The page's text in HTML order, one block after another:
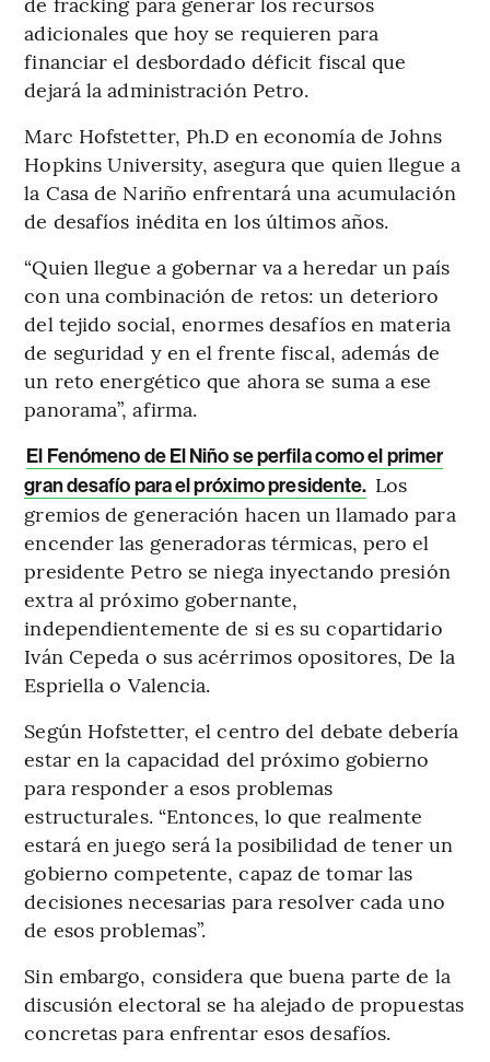
adicionales que hoy se requieren para
financiar el desbordado déficit fiscal que
dejará la administración Petro.
Marc Hofstetter, Ph.D en economía de Johns
Hopkins University, asegura que quien llegue a
la Casa de Nariño enfrentará una acumulación
de desafíos inédita en los últimos años.
“Quien llegue a gobernar va a heredar un país
con una combinación de retos: un deterioro
del tejido social, enormes desafíos en materia
de seguridad y en el frente fiscal, además de
un reto energético que ahora se suma a ese
panorama”, afirma.
El Fenómeno de El Niño se perfila como el primer
gran desafío para el próximo presidente. Los
gremios de generación hacen un llamado para
encender las generadoras térmicas, pero el
presidente Petro se niega inyectando presión
extra al próximo gobernante,
independientemente de si es su copartidario
Iván Cepeda o sus acérrimos opositores, De la
Espriella o Valencia.
Según Hofstetter, el centro del debate debería
estar en la capacidad del próximo gobierno
para responder a esos problemas
estructurales. “Entonces, lo que realmente
estará en juego será la posibilidad de tener un
gobierno competente, capaz de tomar las
decisiones necesarias para resolver cada uno
de esos problemas”.
Sin embargo, considera que buena parte de la
discusión electoral se ha alejado de propuestas
concretas para enfrentar esos desafíos.